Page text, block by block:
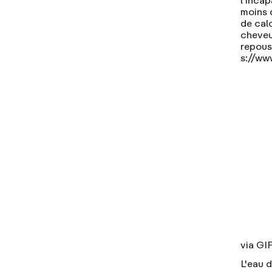
moins
de
s://
via
L'eau